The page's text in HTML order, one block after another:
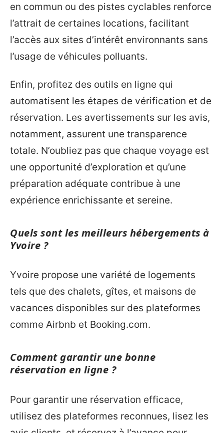
en commun ou des pistes cyclables renforce
l’attrait de certaines locations, facilitant
l’accès aux sites d’intérêt environnants sans
l’usage de véhicules polluants.
Enfin, profitez des outils en ligne qui
automatisent les étapes de vérification et de
réservation. Les avertissements sur les avis,
notamment, assurent une transparence
totale. N’oubliez pas que chaque voyage est
une opportunité d’exploration et qu’une
préparation adéquate contribue à une
expérience enrichissante et sereine.
Quels sont les meilleurs hébergements à
Yvoire ?
Yvoire propose une variété de logements
tels que des chalets, gîtes, et maisons de
vacances disponibles sur des plateformes
comme Airbnb et Booking.com.
Comment garantir une bonne
réservation en ligne ?
Pour garantir une réservation efficace,
utilisez des plateformes reconnues, lisez les